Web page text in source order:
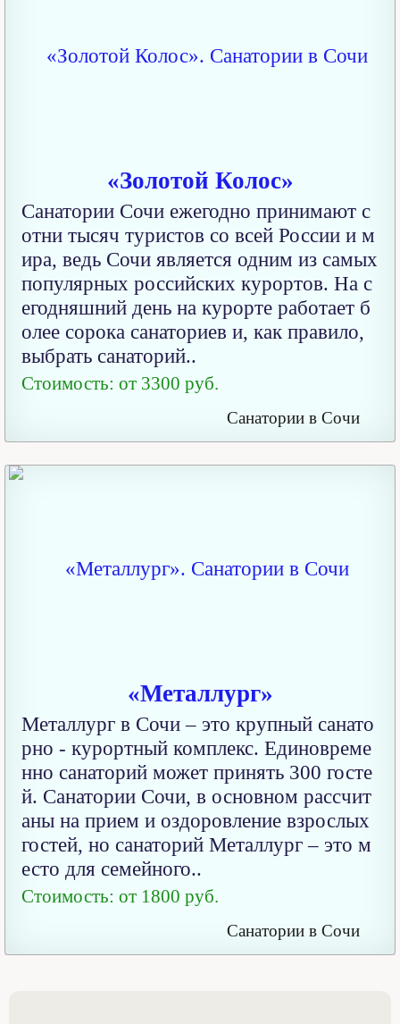
«Золотой Колос»
Санатории Сочи ежегодно принимают с
отни тысяч туристов со всей России и м
ира, ведь Сочи является одним из самых
популярных российских курортов. На с
егодняшний день на курорте работает б
олее сорока санаториев и, как правило,
выбрать санаторий..
Стоимость: от 3300 руб.
Санатории в Сочи
«Металлург»
Металлург в Сочи – это крупный санато
рно - курортный комплекс. Единовреме
нно санаторий может принять 300 госте
й. Санатории Сочи, в основном рассчит
аны на прием и оздоровление взрослых
гостей, но санаторий Металлург – это м
есто для семейного..
Стоимость: от 1800 руб.
Санатории в Сочи